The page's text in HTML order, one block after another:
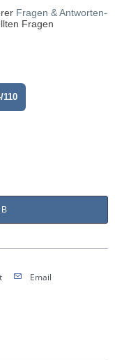
Fragen & Antworten-
Fragen
110
Email